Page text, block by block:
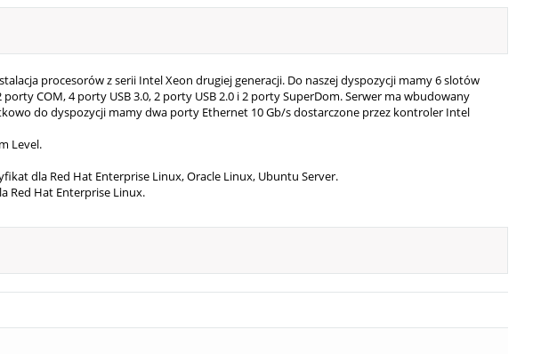
procesorów z serii Intel Xeon drugiej generacji. Do naszej dyspozycji mamy 6 slotów
COM, 4 porty USB 3.0, 2 porty USB 2.0 i 2 porty SuperDom. Serwer ma wbudowany
do dyspozycji mamy dwa porty Ethernet 10 Gb/s dostarczone przez kontroler Intel
Level.
dla Red Hat Enterprise Linux, Oracle Linux, Ubuntu Server.
Red Hat Enterprise Linux.